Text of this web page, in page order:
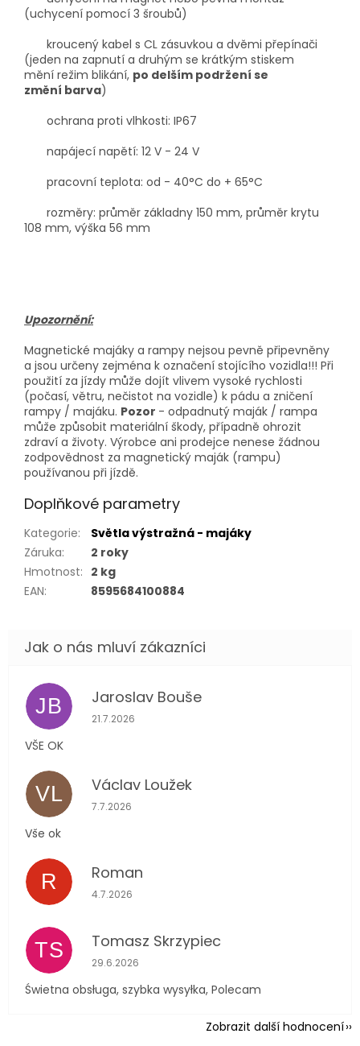
(uchycení pomocí 3 šroubů)
kroucený kabel s CL zásuvkou a dvěmi přepínači
(jeden na zapnutí a druhým se krátkým stiskem
mění režim blikání, po delším podržení se
změní barva)
ochrana proti vlhkosti: IP67
napájecí napětí: 12 V - 24 V
pracovní teplota: od - 40°C do + 65°C
rozměry: průměr základny 150 mm, průměr krytu
108 mm, výška 56 mm
Upozornění:
Magnetické majáky a rampy nejsou pevně připevněny
a jsou určeny zejména k označení stojícího vozidla!!! Při
použití za jízdy může dojít vlivem vysoké rychlosti
(počasí, větru, nečistot na vozidle) k pádu a zničení
rampy / majáku. Pozor - odpadnutý maják / rampa
může způsobit materiální škody, případně ohrozit
zdraví a životy. Výrobce ani prodejce nenese žádnou
zodpovědnost za magnetický maják (rampu)
používanou při jízdě.
Doplňkové parametry
Kategorie:
Světla výstražná - majáky
Záruka:
2 roky
Hmotnost: 2 kg
EAN: 8595684100884
JB Jaroslav Bouše
Hodnocení obchodu je 5 z 5 hvězdiček.
21.7.2026
VŠE OK
VL Václav Loužek
Hodnocení obchodu je 5 z 5 hvězdiček.
7.7.2026
Vše ok
R Roman
Hodnocení obchodu je 5 z 5 hvězdiček.
4.7.2026
TS Tomasz Skrzypiec
Hodnocení obchodu je 5 z 5 hvězdiček.
29.6.2026
Świetna obsługa, szybka wysyłka, Polecam
Zobrazit další hodnocení